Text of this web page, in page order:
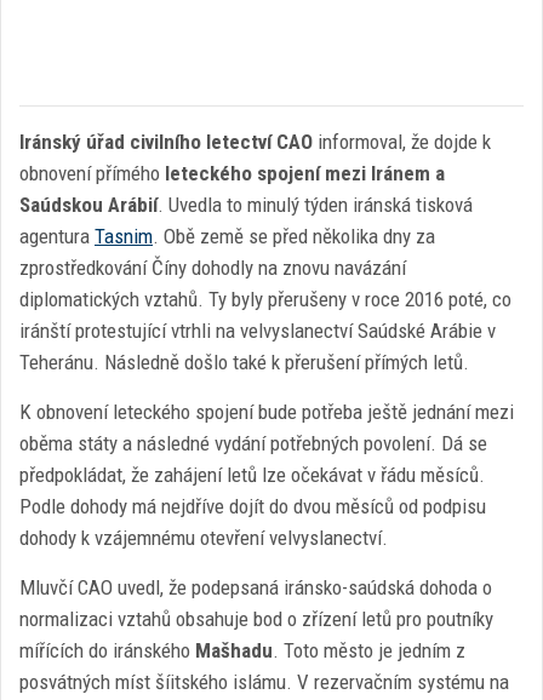
Iránský úřad civilního letectví CAO informoval, že dojde k
obnovení přímého leteckého spojení mezi Iránem a
Saúdskou Arábií. Uvedla to minulý týden iránská tisková
agentura Tasnim. Obě země se před několika dny za
zprostředkování Číny dohodly na znovu navázání
diplomatických vztahů. Ty byly přerušeny v roce 2016 poté, co
iránští protestující vtrhli na velvyslanectví Saúdské Arábie v
Teheránu. Následně došlo také k přerušení přímých letů.
K obnovení leteckého spojení bude potřeba ještě jednání mezi
oběma státy a následné vydání potřebných povolení. Dá se
předpokládat, že zahájení letů lze očekávat v řádu měsíců.
Podle dohody má nejdříve dojít do dvou měsíců od podpisu
dohody k vzájemnému otevření velvyslanectví.
Mluvčí CAO uvedl, že podepsaná iránsko-saúdská dohoda o
normalizaci vztahů obsahuje bod o zřízení letů pro poutníky
mířících do iránského Mašhadu. Toto město je jedním z
posvátných míst šíitského islámu. V rezervačním systému na